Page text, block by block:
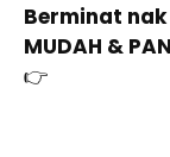
Berminat
MUDAH &
👉